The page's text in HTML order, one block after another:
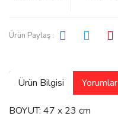
Ürün Paylaş :
Ürün Bilgisi Yorumlar
BOYUT: 47 x 23 cm